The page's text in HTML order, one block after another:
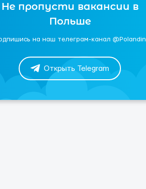
Не пропусти вакансии в
Польше
на наш телеграм-канал @Polandin
Открыть Telegram